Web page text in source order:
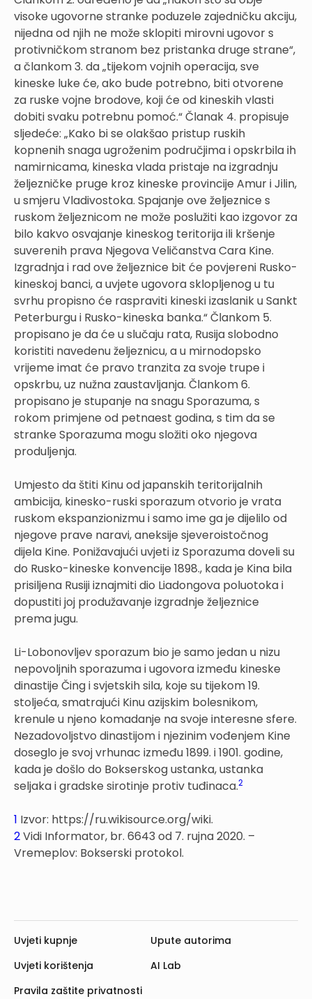
visoke ugovorne stranke poduzele zajedničku akciju,
nijedna od njih ne može sklopiti mirovni ugovor s
protivničkom stranom bez pristanka druge strane“,
a člankom 3. da „tijekom vojnih operacija, sve
kineske luke će, ako bude potrebno, biti otvorene
za ruske vojne brodove, koji će od kineskih vlasti
dobiti svaku potrebnu pomoć.“ Članak 4. propisuje
sljedeće: „Kako bi se olakšao pristup ruskih
kopnenih snaga ugroženim područjima i opskrbila ih
namirnicama, kineska vlada pristaje na izgradnju
željezničke pruge kroz kineske provincije Amur i Jilin,
u smjeru Vladivostoka. Spajanje ove željeznice s
ruskom željeznicom ne može poslužiti kao izgovor za
bilo kakvo osvajanje kineskog teritorija ili kršenje
suverenih prava Njegova Veličanstva Cara Kine.
Izgradnja i rad ove željeznice bit će povjereni Rusko-
kineskoj banci, a uvjete ugovora sklopljenog u tu
svrhu propisno će raspraviti kineski izaslanik u Sankt
Peterburgu i Rusko-kineska banka.“ Člankom 5.
propisano je da će u slučaju rata, Rusija slobodno
koristiti navedenu željeznicu, a u mirnodopsko
vrijeme imat će pravo tranzita za svoje trupe i
opskrbu, uz nužna zaustavljanja. Člankom 6.
propisano je stupanje na snagu Sporazuma, s
rokom primjene od petnaest godina, s tim da se
stranke Sporazuma mogu složiti oko njegova
produljenja.
Umjesto da štiti Kinu od japanskih teritorijalnih
ambicija, kinesko-ruski sporazum otvorio je vrata
ruskom ekspanzionizmu i samo ime ga je dijelilo od
njegove prave naravi, aneksije sjeveroistočnog
dijela Kine. Ponižavajući uvjeti iz Sporazuma doveli su
do Rusko-kineske konvencije 1898., kada je Kina bila
prisiljena Rusiji iznajmiti dio Liadongova poluotoka i
dopustiti joj produžavanje izgradnje željeznice
prema jugu.
Li-Lobonovljev sporazum bio je samo jedan u nizu
nepovoljnih sporazuma i ugovora između kineske
dinastije Čing i svjetskih sila, koje su tijekom 19.
stoljeća, smatrajući Kinu azijskim bolesnikom,
krenule u njeno komadanje na svoje interesne sfere.
Nezadovoljstvo dinastijom i njezinim vođenjem Kine
doseglo je svoj vrhunac između 1899. i 1901. godine,
kada je došlo do Bokserskog ustanka, ustanka
seljaka i gradske sirotinje protiv tuđinaca.2
1 Izvor: https://ru.wikisource.org/wiki.
2Vidi Informator, br. 6643 od 7. rujna 2020. –
Vremeplov: Bokserski protokol.
Uvjeti kupnje
Uvjeti korištenja
Pravila zaštite privatnosti
Upute autorima
AI Lab